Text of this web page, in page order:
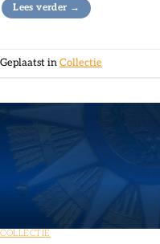
Lees verder →
Geplaatst inCollectie
COLLECTIE